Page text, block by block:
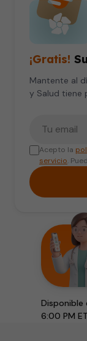
¡Gratis!
Mantente al
y Salud tiene
Acepto la
servicio.
Disponible
6:00 PM